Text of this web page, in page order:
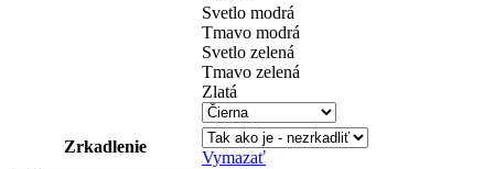
Svetlo modrá
Tmavo modrá
Svetlo zelená
Tmavo zelená
Zlatá
Zrkadlenie
Vymazať